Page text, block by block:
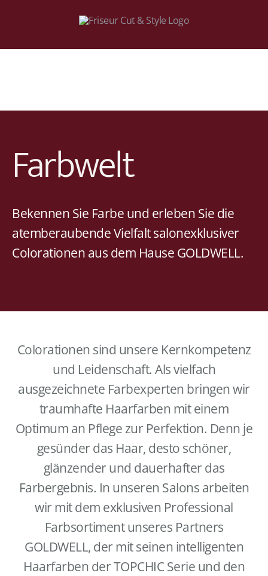
Farbwelt
Bekennen Sie Farbe und erleben Sie die
atemberaubende Vielfalt salonexklusiver
Colorationen aus dem Hause GOLDWELL.
Colorationen sind unsere Kernkompetenz
und Leidenschaft. Als vielfach
ausgezeichnete Farbexperten bringen wir
traumhafte Haarfarben mit einem
Optimum an Pflege zur Perfektion. Denn je
gesünder das Haar, desto schöner,
glänzender und dauerhafter das
Farbergebnis. In unseren Salons arbeiten
wir mit dem exklusiven Professional
Farbsortiment unseres Partners
GOLDWELL, der mit seinen intelligenten
Haarfarben der TOPCHIC Serie und den